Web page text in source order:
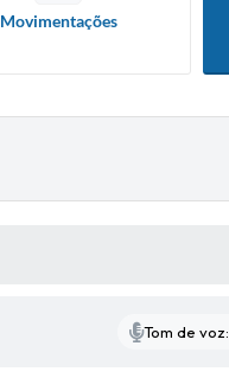
Movimentações
Tom de voz: